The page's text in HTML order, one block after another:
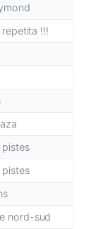
!!!
nord-sud